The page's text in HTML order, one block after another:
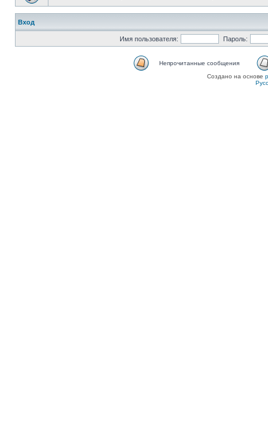
Вход
Имя пользователя: Пароль:
Непрочитанные сообщения
Создано на основе